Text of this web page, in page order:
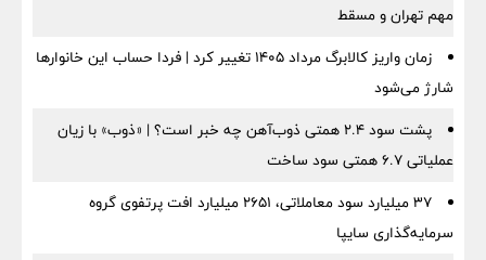
مهم تهران و مسقط
زمان واریز کالابرگ مرداد ۱۴۰۵ تغییر کرد | فردا حساب این خانوارها
شارژ می‌شود
پشت سود ۲.۴ همتی ذوب‌آهن چه خبر است؟ | «ذوب» با زیان
عملیاتی ۶.۷ همتی سود ساخت
۳۷ میلیارد سود معاملاتی، ۲۶۵۱ میلیارد افت پرتفوی گروه
سرمایه‌گذاری سایپا